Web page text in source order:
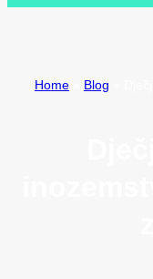
Home Blog